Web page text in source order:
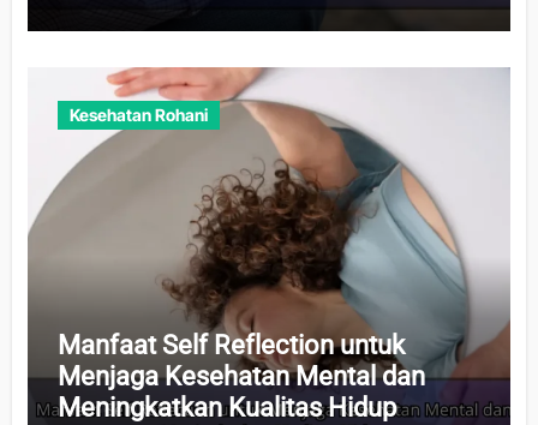
Kesehatan Rohani
Manfaat Self Reflection untuk
Menjaga Kesehatan Mental dan
Meningkatkan Kualitas Hidup